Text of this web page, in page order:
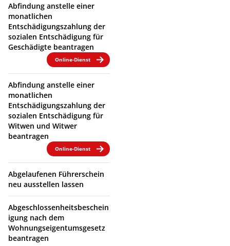
Abfindung anstelle einer
monatlichen
Entschädigungszahlung der
sozialen Entschädigung für
Geschädigte beantragen
Online-Dienst
Abfindung anstelle einer
monatlichen
Entschädigungszahlung der
sozialen Entschädigung für
Witwen und Witwer
beantragen
Online-Dienst
Abgelaufenen Führerschein
neu ausstellen lassen
Abgeschlossenheitsbeschein
igung nach dem
Wohnungseigentumsgesetz
beantragen